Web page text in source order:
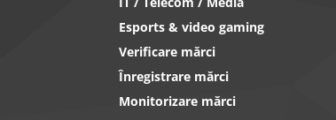
Esports & video gaming
Verificare mărci
Înregistrare mărci
Monitorizare mărci